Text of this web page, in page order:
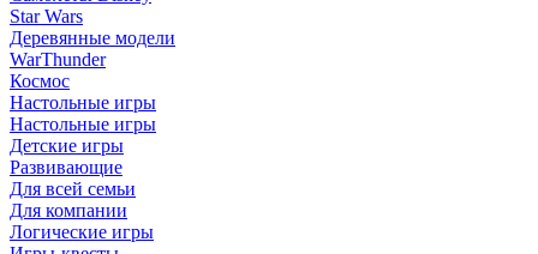
Star Wars
Деревянные модели
WarThunder
Космос
Настольные игры
Настольные игры
Детские игры
Развивающие
Для всей семьи
Для компании
Логические игры